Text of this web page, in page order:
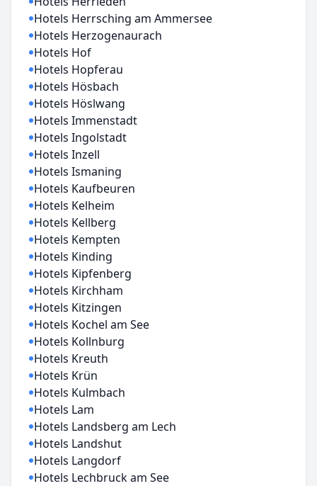
Hotels Herrsching am Ammersee
Hotels Herzogenaurach
Hotels Hof
Hotels Hopferau
Hotels Hösbach
Hotels Höslwang
Hotels Immenstadt
Hotels Ingolstadt
Hotels Inzell
Hotels Ismaning
Hotels Kaufbeuren
Hotels Kelheim
Hotels Kellberg
Hotels Kempten
Hotels Kinding
Hotels Kipfenberg
Hotels Kirchham
Hotels Kitzingen
Hotels Kochel am See
Hotels Kollnburg
Hotels Kreuth
Hotels Krün
Hotels Kulmbach
Hotels Lam
Hotels Landsberg am Lech
Hotels Landshut
Hotels Langdorf
Hotels Lechbruck am See